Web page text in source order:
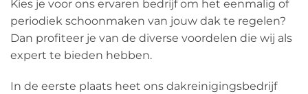
Kies je voor ons ervaren bedrijf om het eenmalig of
periodiek schoonmaken van jouw dak te regelen?
Dan profiteer je van de diverse voordelen die wij als
expert te bieden hebben.
In de eerste plaats heet ons dakreinigingsbedrijf